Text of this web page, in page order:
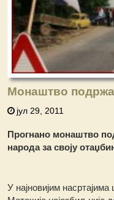
Монаштво
јул 29, 2011
Прогнано монаштво
народа за своју
У најновијим